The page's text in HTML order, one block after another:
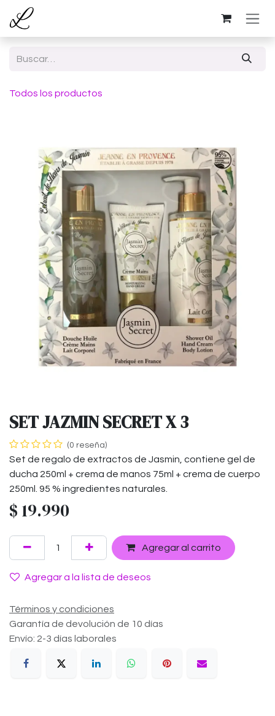
Ir al contenido
Todos los productos
SET JAZMIN SECRET X 3
(0 reseña)
Set de regalo de extractos de Jasmin, contiene gel de
ducha 250ml + crema de manos 75ml + crema de cuerpo
250ml. 95 % ingredientes naturales.
$ 19.990
Agregar al carrito
Agregar a la lista de deseos
Términos y condiciones
Garantía de devolución de 10 días
Envío: 2-3 días laborales